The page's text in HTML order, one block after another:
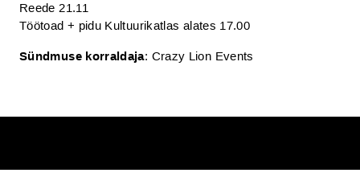
Reede 21.11
Töötoad + pidu Kultuurikatlas alates 17.00
Sündmuse korraldaja: Crazy Lion Events